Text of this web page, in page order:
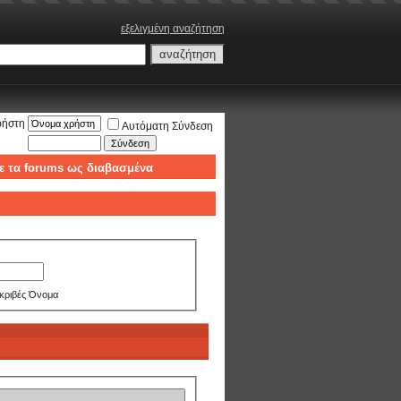
εξελιγμένη αναζήτηση
Αυτόματη Σύνδεση
τα forums ως διαβασμένα
Όνομα